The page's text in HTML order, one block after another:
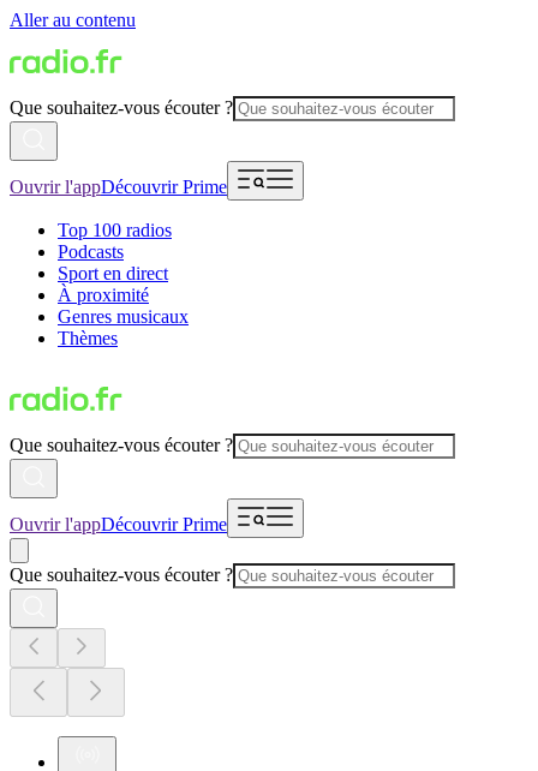
Aller au contenu
Que souhaitez-vous écouter ?
Ouvrir l'appDécouvrir Prime
Top 100 radios
Podcasts
Sport en direct
À proximité
Genres musicaux
Thèmes
Que souhaitez-vous écouter ?
Ouvrir l'appDécouvrir Prime
Que souhaitez-vous écouter ?